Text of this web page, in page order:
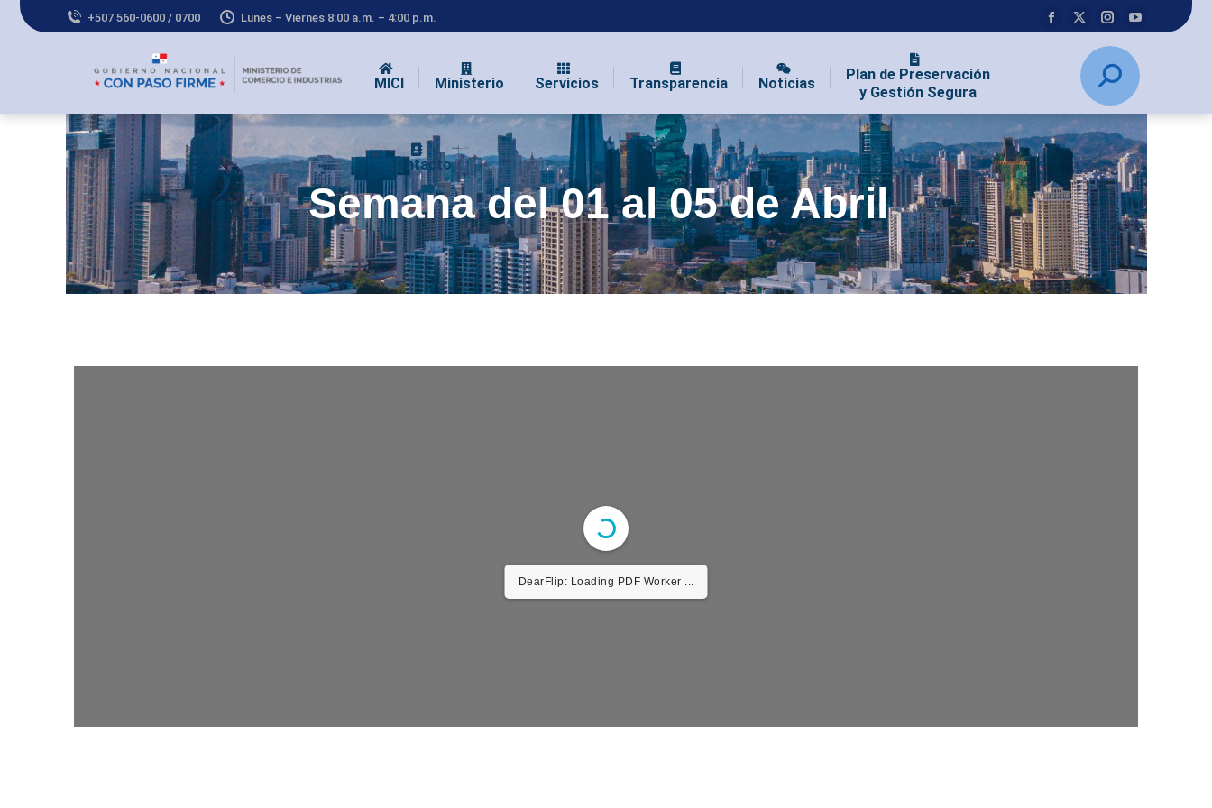
+507 560-0600 / 0700 Lunes – Viernes 8:00 a.m. – 4:00 p.m.
MICI Ministerio Servicios Transparencia Noticias
Plan de Preservación
y Gestión Segura
Contacto
Semana del 01 al 05 de Abril
DearFlip: Loading PDF Worker ...